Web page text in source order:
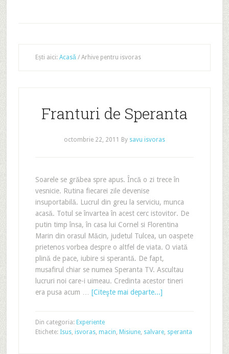
Ești aici: Acasă /Arhive pentru isvoras
Franturi de Speranta
octombrie 22, 2011 By savu isvoras
Soarele se grăbea spre apus. Încă o zi trece în
vesnicie. Rutina fiecarei zile devenise
insuportabilă. Lucrul din greu la serviciu, munca
acasă. Totul se învartea în acest cerc istovitor. De
putin timp însa, în casa lui Cornel si Florentina
Marin din orasul Măcin, judetul Tulcea, un oaspete
prietenos vorbea despre o altfel de viata. O viată
plină de pace, iubire si sperantă. De fapt,
musafirul chiar se numea Speranta TV. Ascultau
lucruri noi care-i uimeau. Credinta acestor tineri
era pusa acum … [Citeşte mai departe...]
Din categoria: Experiente
Etichete: Isus, isvoras, macin, Misiune, salvare, speranta